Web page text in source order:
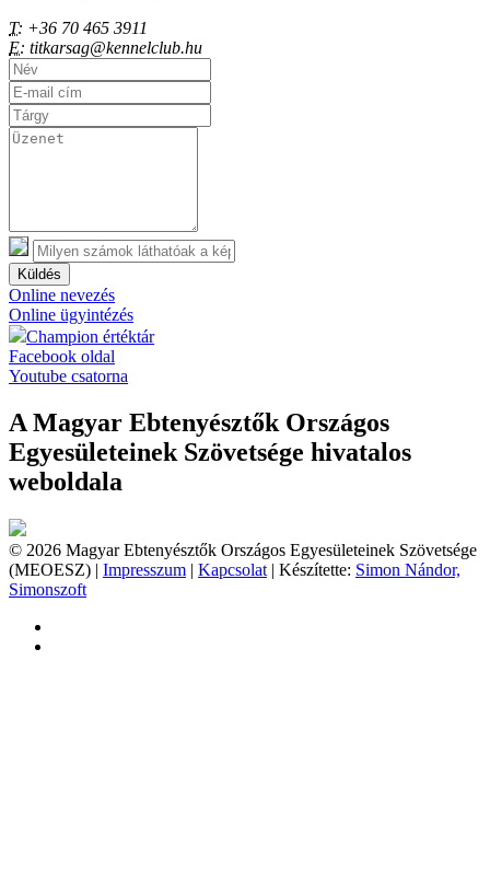
T: +36 70 465 3911
E: titkarsag@kennelclub.hu
Küldés
Online nevezés
Online ügyintézés
Champion értéktár
Facebook oldal
Youtube csatorna
A Magyar Ebtenyésztők Országos
Egyesületeinek Szövetsége hivatalos
weboldala
© 2026 Magyar Ebtenyésztők Országos Egyesületeinek Szövetsége
(MEOESZ) | Impresszum | Kapcsolat | Készítette: Simon Nándor,
Simonszoft